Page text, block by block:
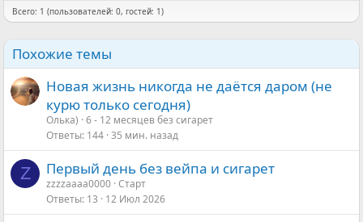
Всего: 1 (пользователей: 0, гостей: 1)
Похожие темы
Новая жизнь никогда не даётся даром (не
курю только сегодня)
Олька) 6 - 12 месяцев без сигарет
Ответы 144 35 мин. назад
Z Первый день без вейпа и сигарет
zzzzaaaa0000 Старт
Ответы 13 12 Июл 2026